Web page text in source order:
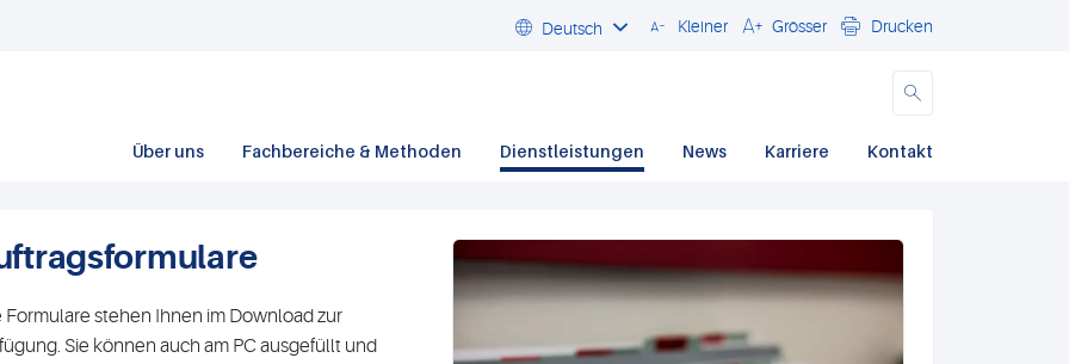
Schliessen
Deutsch Kleiner Grösser Drucken
Über uns Fachbereiche & Methoden Dienstleistungen News Karriere Kontakt
Formulare stehen Ihnen im Download zur
Sie können auch am PC ausgefüllt und